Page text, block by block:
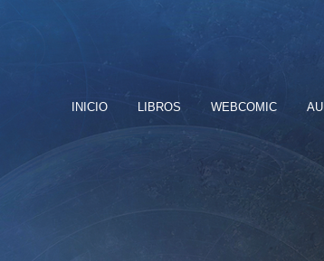
INICIO LIBROS WEBCOMIC